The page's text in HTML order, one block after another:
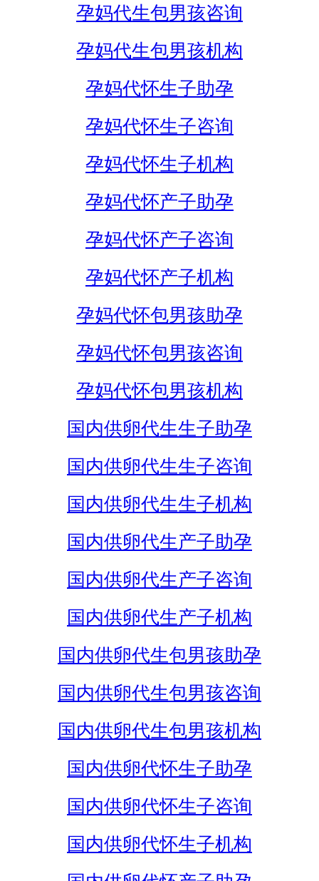
孕妈代生包男孩咨询
孕妈代生包男孩机构
孕妈代怀生子助孕
孕妈代怀生子咨询
孕妈代怀生子机构
孕妈代怀产子助孕
孕妈代怀产子咨询
孕妈代怀产子机构
孕妈代怀包男孩助孕
孕妈代怀包男孩咨询
孕妈代怀包男孩机构
国内供卵代生生子助孕
国内供卵代生生子咨询
国内供卵代生生子机构
国内供卵代生产子助孕
国内供卵代生产子咨询
国内供卵代生产子机构
国内供卵代生包男孩助孕
国内供卵代生包男孩咨询
国内供卵代生包男孩机构
国内供卵代怀生子助孕
国内供卵代怀生子咨询
国内供卵代怀生子机构